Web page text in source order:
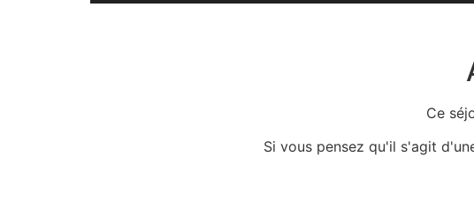
Ce
Si vous pensez qu'il s'agit